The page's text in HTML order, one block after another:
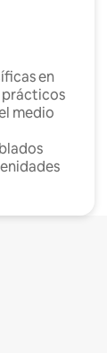
en
prácticos
medio